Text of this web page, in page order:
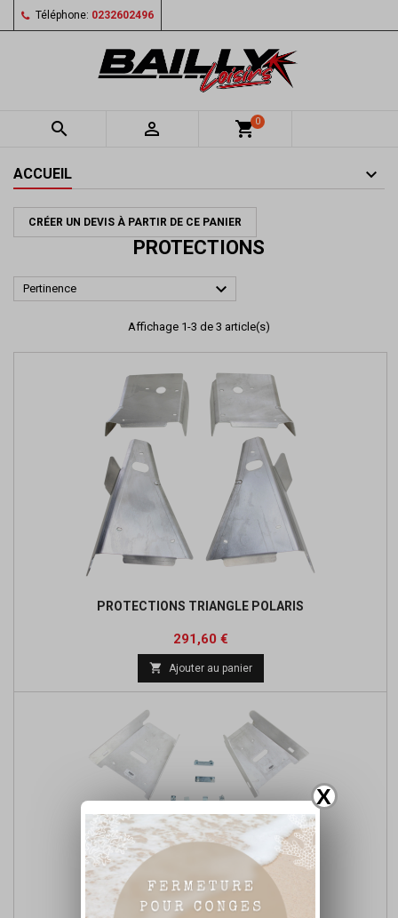
X
Téléphone: 0232602496
  shopping_cart0
ACCUEIL
CRÉER UN DEVIS À PARTIR DE CE PANIER
PROTECTIONS
Pertinence 
Affichage 1-3 de 3 article(s)
PROTECTIONS TRIANGLE POLARIS
Prix
291,60 €Prix
de
base
 Ajouter au panier